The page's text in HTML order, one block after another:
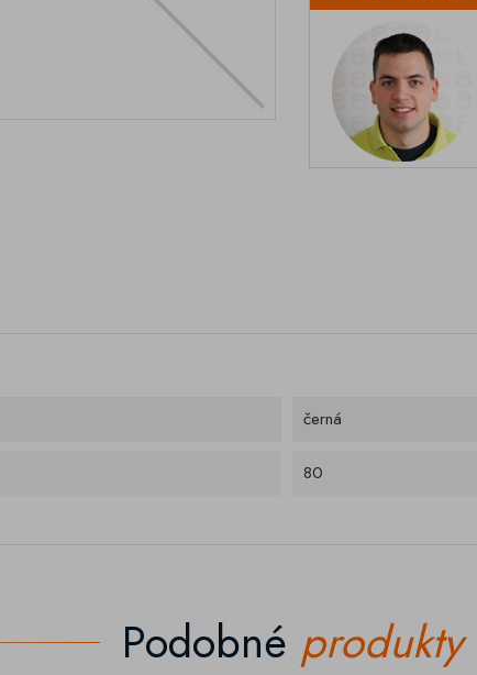
černá
80
Podobné produkty